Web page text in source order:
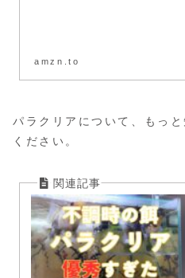
amzn.to
パラクリアについて、もっ
ください。